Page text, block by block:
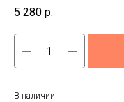
5 280 р.
В наличии